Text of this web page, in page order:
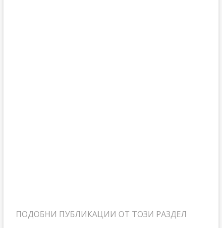
ПОДОБНИ ПУБЛИКАЦИИ ОТ ТОЗИ РАЗДЕЛ